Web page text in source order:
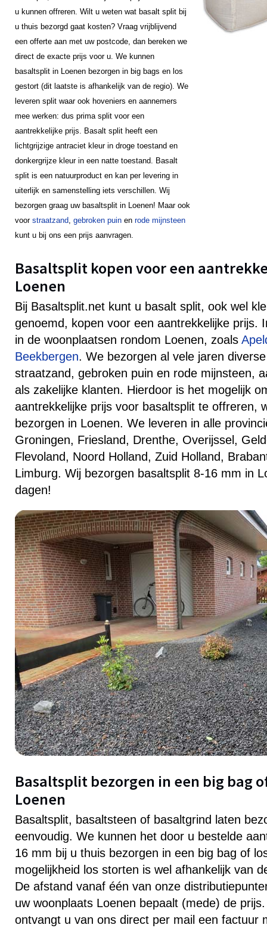
u kunnen offreren. Wilt u weten wat basalt split bij
u thuis bezorgd gaat kosten? Vraag vrijblijvend
een offerte aan met uw postcode, dan bereken we
direct de exacte prijs voor u. We kunnen
basaltsplit in Loenen bezorgen in big bags en los
gestort (dit laatste is afhankelijk van de regio). We
leveren split waar ook hoveniers en aannemers
mee werken: dus prima split voor een
aantrekkelijke prijs. Basalt split heeft een
lichtgrijzige antraciet kleur in droge toestand en
donkergrijze kleur in een natte toestand. Basalt
split is een natuurproduct en kan per levering in
uiterlijk en samenstelling iets verschillen. Wij
bezorgen graag uw basaltsplit in Loenen! Maar ook
voor straatzand, gebroken puin en rode mijnsteen
kunt u bij ons een prijs aanvragen.
Basaltsplit kopen voor een
Loenen
Bij Basaltsplit.net kunt u basalt split, ook wel
genoemd, kopen voor een aantrekkelijke prijs.
in de woonplaatsen rondom Loenen, zoals
Beekbergen. We bezorgen al vele jaren
straatzand, gebroken puin en rode mijnsteen,
als zakelijke klanten. Hierdoor is het mogelijk
aantrekkelijke prijs voor basaltsplit te offreren,
bezorgen in Loenen. We leveren in alle
Groningen, Friesland, Drenthe, Overijssel,
Flevoland, Noord Holland, Zuid Holland,
Limburg. Wij bezorgen basaltsplit 8-16 mm in
dagen!
Basaltsplit bezorgen in een big bag
Loenen
Basaltsplit, basaltsteen of basaltgrind laten
eenvoudig. We kunnen het door u bestelde
16 mm bij u thuis bezorgen in een big bag of
mogelijkheid los storten is wel afhankelijk van
De afstand vanaf één van onze
uw woonplaats Loenen bepaalt (mede) de
ontvangt u van ons direct per mail een factuur